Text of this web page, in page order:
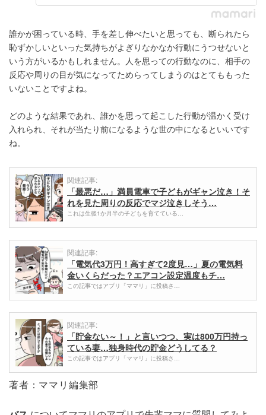
誰かが困っている時、手を差し伸べたいと思っても、断られたら
恥ずかしいといった気持ちがよぎりなかなか行動にうつせないと
いう方がいるかもしれません。人を思っての行動なのに、相手の
反応や周りの目が気になってためらってしまうのはとてももった
いないことですよね。
どのような結果であれ、誰かを思って起こした行動が温かく受け
入れられ、それが当たり前になるような世の中になるといいです
ね。
関連記事:
「最悪だ…」満員電車で子どもがギャン泣き！そ
れを見た周りの反応でマジ泣きしそう…
これは生後1か月半の子どもを育てている…
関連記事:
「電気代3万円！高すぎて2度見…」夏の電気料
金いくらだった？エアコン設定温度もチ…
この記事ではアプリ「ママリ」に投稿さ…
関連記事:
「貯金ない～！」と言いつつ、実は800万円持っ
ている妻…独身時代の貯金どうしてる？
この記事ではアプリ「ママリ」に投稿さ…
著者：ママリ編集部